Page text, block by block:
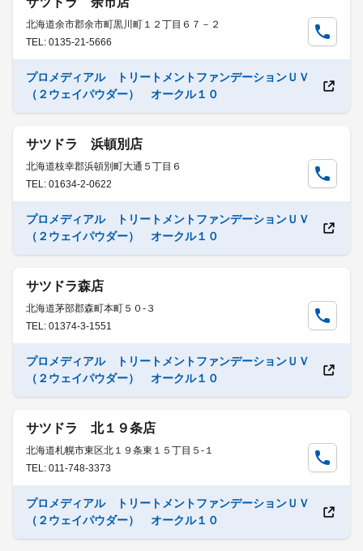
北海道余市郡余市町黒川町１２丁目６７－２
TEL: 0135-21-5666
プロメディアル トリートメントファンデーションＵＶ
（２ウェイパウダー） オークル１０
サツドラ 浜頓別店
北海道枝幸郡浜頓別町大通５丁目６
TEL: 01634-2-0622
プロメディアル トリートメントファンデーションＵＶ
（２ウェイパウダー） オークル１０
サツドラ森店
北海道茅部郡森町本町５０-３
TEL: 01374-3-1551
プロメディアル トリートメントファンデーションＵＶ
（２ウェイパウダー） オークル１０
サツドラ 北１９条店
北海道札幌市東区北１９条東１５丁目５-１
TEL: 011-748-3373
プロメディアル トリートメントファンデーションＵＶ
（２ウェイパウダー） オークル１０